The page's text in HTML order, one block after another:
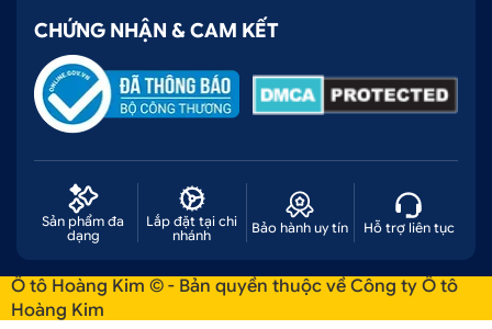
CHỨNG NHẬN & CAM KẾT
Sản phẩm đa
dạng
Lắp đặt tại chi
nhánh
Bảo hành uy tín Hỗ trợ liên tục
Ô tô Hoàng Kim © - Bản quyền thuộc về Công ty Ô tô
Hoàng Kim